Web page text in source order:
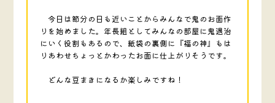
今日は節分の日も近いことからみんなで鬼のお面作
りを始めました。年長組としてみんなの部屋に鬼退治
にいく役割もあるので、紙袋の裏側に『福の神』もは
りあわせちょっとかわったお面に仕上がりそうです。
どんな豆まきになるか楽しみですね！